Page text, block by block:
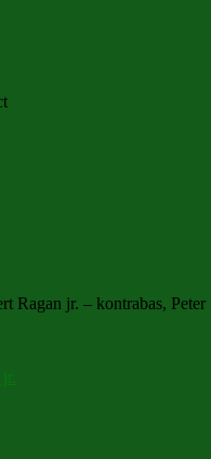
Ragan jr. – kontrabas,